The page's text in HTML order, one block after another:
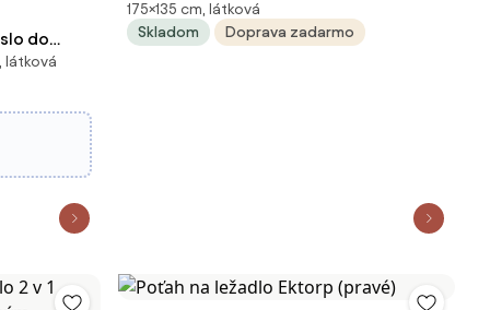
do
látková
XXL Farba: 8.Červený
175×135 cm, látková
Skladom
Doprava zadarmo